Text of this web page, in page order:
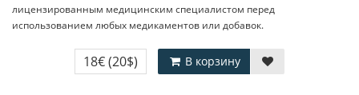
лицензированным медицинским специалистом перед
использованием любых медикаментов или добавок.
18€(20$) В корзину